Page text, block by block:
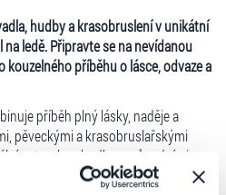
hudby a krasobruslení v unikátní
na ledě.Připravte se na nevídanou
příběhu o lásce, odvaze a
příběh plný lásky, naděje a
pěveckými a krasobruslařskými
autorskou hudbou, původními
která vtáhne diváky do